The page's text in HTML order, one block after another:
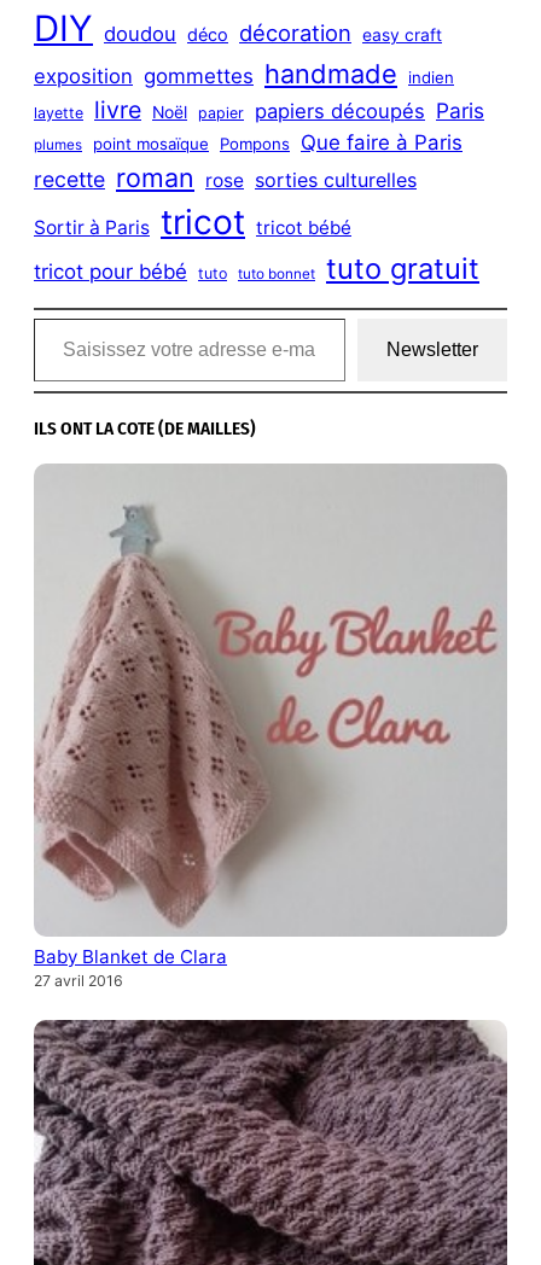
DIY doudou déco décoration easy craft
exposition gommettes handmade indien
layette livre Noël papier papiers découpés Paris
plumes point mosaïque Pompons Que faire à Paris
recette roman rose sorties culturelles
Sortir à Paris tricot tricot bébé
tricot pour bébé tuto tuto bonnet tuto gratuit
Saisissez votre adresse e-mail…
Newsletter
ILS ONT LA COTE (DE MAILLES)
Baby Blanket de Clara
27 avril 2016